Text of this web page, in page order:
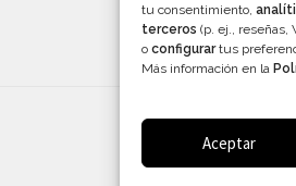
tu consentimiento,
terceros (p. ej., reseñas,
o configurartus
Más información en la
Aceptar